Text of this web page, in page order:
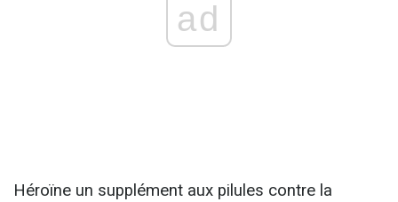
ad
Héroïne un supplément aux pilules contre la